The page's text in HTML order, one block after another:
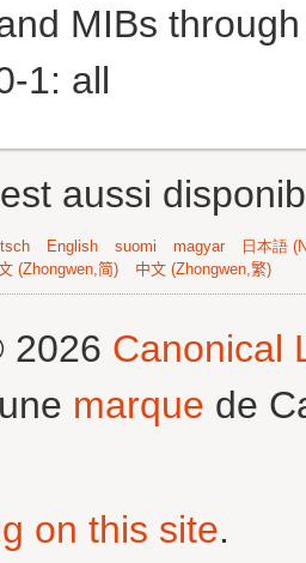
MIBs
1: all
aussi
English suomi magyar
日本語
(Zhongwen,简) 中文 (Zhongwen,繁)
2026 Canonical
marque de
on this site.